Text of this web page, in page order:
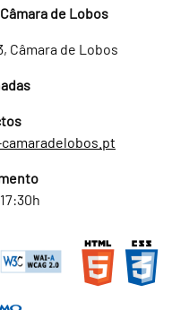
Câmara de Lobos
Câmara de Lobos